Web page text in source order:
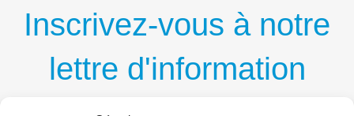
Inscrivez-vous à notre
lettre d'information